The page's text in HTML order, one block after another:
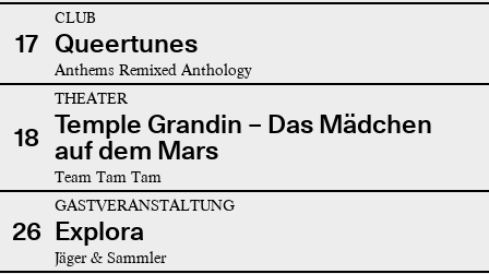
17
CLUB
Queertunes
Anthems Remixed Anthology
18
THEATER
Temple Grandin – Das Mädchen
auf dem Mars
Team Tam Tam
26
GASTVERANSTALTUNG
Explora
Jäger & Sammler